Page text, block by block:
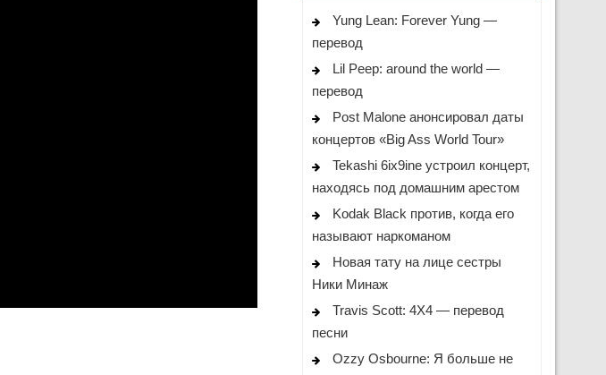
Yung Lean: Forever Yung —
перевод
Lil Peep: around the world —
перевод
Post Malone анонсировал даты
концертов «Big Ass World Tour»
Tekashi 6ix9ine устроил концерт,
находясь под домашним арестом
Kodak Black против, когда его
называют наркоманом
Новая тату на лице сестры
Ники Минаж
Travis Scott: 4X4 — перевод
песни
Ozzy Osbourne: Я больше не